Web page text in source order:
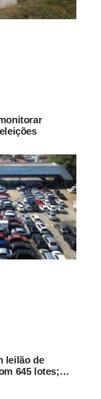
leilão de
645 lotes;